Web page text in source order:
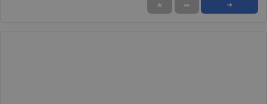
★ ➦ ➜